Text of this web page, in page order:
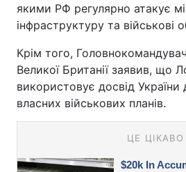
якими РФ регулярно атакує
інфраструктуру та військові
Крім того,
Великої Британії заявив, що
використовує досвід
власних військових планів.